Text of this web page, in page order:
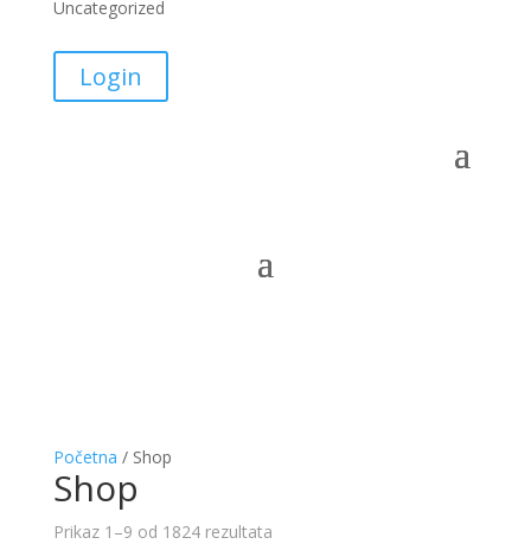
Uncategorized
Login
Početna / Shop
Shop
Prikaz 1–9 od 1824 rezultata